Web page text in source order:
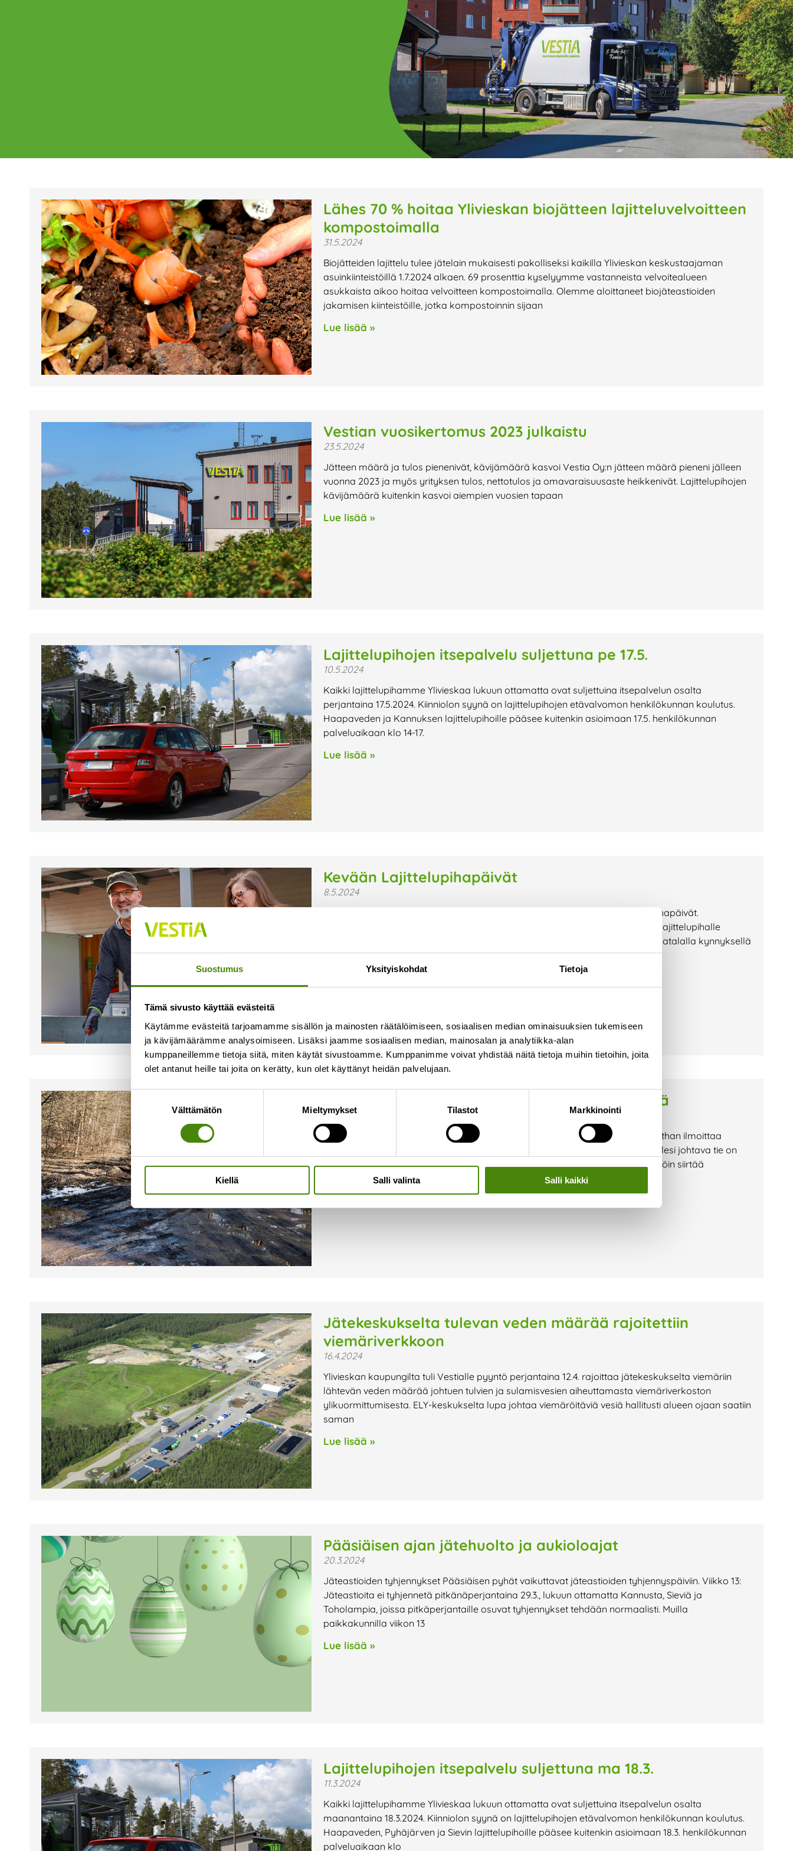
Suostumus Yksityiskohdat Tietoja
Tämä sivusto käyttää evästeitä
Käytämme evästeitä tarjoamamme sisällön ja mainosten räätälöimiseen, sosiaalisen median ominaisuuksien tukemiseen
ja kävijämäärämme analysoimiseen. Lisäksi jaamme sosiaalisen median, mainosalan ja analytiikka-alan
kumppaneillemme tietoja siitä, miten käytät sivustoamme. Kumppanimme voivat yhdistää näitä tietoja muihin tietoihin, joita
olet antanut heille tai joita on kerätty, kun olet käyttänyt heidän palvelujaan.
Suostumuksen
valinta
Välttämätön Mieltymykset Tilastot Markkinointi
Kiellä Salli valinta Salli kaikki
Ajankohtaista
Tältä sivulta löydät Vestian ajankohtaiset uutiset,
mahdolliset poikkeukset aukioloajoissa ja lähiaikojen
tapahtumat.
Lähes 70 % hoitaa Ylivieskan biojätteen lajitteluvelvoitteen
kompostoimalla
31.5.2024
Biojätteiden lajittelu tulee jätelain mukaisesti pakolliseksi kaikilla Ylivieskan keskustaajaman
asuinkiinteistöillä 1.7.2024 alkaen. 69 prosenttia kyselyymme vastanneista velvoitealueen
asukkaista aikoo hoitaa velvoitteen kompostoimalla. Olemme aloittaneet biojäteastioiden
jakamisen kiinteistöille, jotka kompostoinnin sijaan
Lue lisää »
Vestian vuosikertomus 2023 julkaistu
23.5.2024
Jätteen määrä ja tulos pienenivät, kävijämäärä kasvoi Vestia Oy:n jätteen määrä pieneni jälleen
vuonna 2023 ja myös yrityksen tulos, nettotulos ja omavaraisuusaste heikkenivät. Lajittelupihojen
kävijämäärä kuitenkin kasvoi aiempien vuosien tapaan
Lue lisää »
Lajittelupihojen itsepalvelu suljettuna pe 17.5.
10.5.2024
Kaikki lajittelupihamme Ylivieskaa lukuun ottamatta ovat suljettuina itsepalvelun osalta
perjantaina 17.5.2024. Kiinniolon syynä on lajittelupihojen etävalvomon henkilökunnan koulutus.
Haapaveden ja Kannuksen lajittelupihoille pääsee kuitenkin asioimaan 17.5. henkilökunnan
palveluaikaan klo 14-17.
Lue lisää »
Kevään Lajittelupihapäivät
8.5.2024
Vuoden 2024 aikana järjestämme jokaisella Vestian lajittelupihalla Lajittelupihapäivät.
Lajittelupihapäivien tarkoituksena on tuoda lajittelupihan toiminta tutuksi. Jos lajittelupihalle
jännittää lähteä asioimaan itsepalveluaikaan, Lajittelupihapäivässä pääsee matalalla kynnyksellä
tutustumaan itsepalveluautomaattiin ja lajittelupihan toimintaan.
Kelirikko hankaloittaa jäteastioiden tyhjennystä
18.4.2024
Kelirikon pehmentämät tiet ovat vaikeakulkuisia painavalle jäteautolle. Muistathan ilmoittaa
asiakaspalveluumme (p. 08 410 8700/asiakaspalvelu@vestia.fi), jos kiinteistöllesi johtava tie on
niin huonokuntoinen, ettei jäteauto pääse ajamaan jäteastiallesi. Astian voi tällöin siirtää
Lue lisää »
Jätekeskukselta tulevan veden määrää rajoitettiin
viemäriverkkoon
16.4.2024
Ylivieskan kaupungilta tuli Vestialle pyyntö perjantaina 12.4. rajoittaa jätekeskukselta viemäriin
lähtevän veden määrää johtuen tulvien ja sulamisvesien aiheuttamasta viemäriverkoston
ylikuormittumisesta. ELY-keskukselta lupa johtaa viemäröitäviä vesiä hallitusti alueen ojaan saatiin
saman
Lue lisää »
Pääsiäisen ajan jätehuolto ja aukioloajat
20.3.2024
Jäteastioiden tyhjennykset Pääsiäisen pyhät vaikuttavat jäteastioiden tyhjennyspäiviin. Viikko 13:
Jäteastioita ei tyhjennetä pitkänäperjantaina 29.3., lukuun ottamatta Kannusta, Sieviä ja
Toholampia, joissa pitkäperjantaille osuvat tyhjennykset tehdään normaalisti. Muilla
paikkakunnilla viikon 13
Lue lisää »
Lajittelupihojen itsepalvelu suljettuna ma 18.3.
11.3.2024
Kaikki lajittelupihamme Ylivieskaa lukuun ottamatta ovat suljettuina itsepalvelun osalta
maanantaina 18.3.2024. Kiinniolon syynä on lajittelupihojen etävalvomon henkilökunnan koulutus.
Haapaveden, Pyhäjärven ja Sievin lajittelupihoille pääsee kuitenkin asioimaan 18.3. henkilökunnan
palveluaikaan klo
PagePagePagePagePage